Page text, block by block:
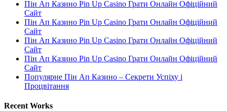
Пін Ап Казино Pin Up Casino Грати Онлайн Офіційний
Сайт
Пін Ап Казино Pin Up Casino Грати Онлайн Офіційний
Сайт
Пін Ап Казино Pin Up Casino Грати Онлайн Офіційний
Сайт
Пін Ап Казино Pin Up Casino Грати Онлайн Офіційний
Сайт
Популярне Пін Ап Казино – Секрети Успіху і
Процвітання
Recent Works